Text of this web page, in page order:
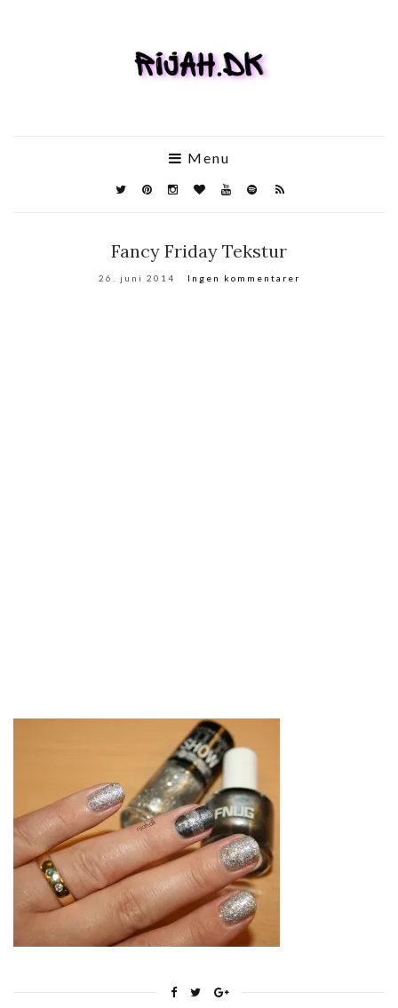
Menu
Fancy Friday Tekstur
26. juni 2014 Ingen kommentarer